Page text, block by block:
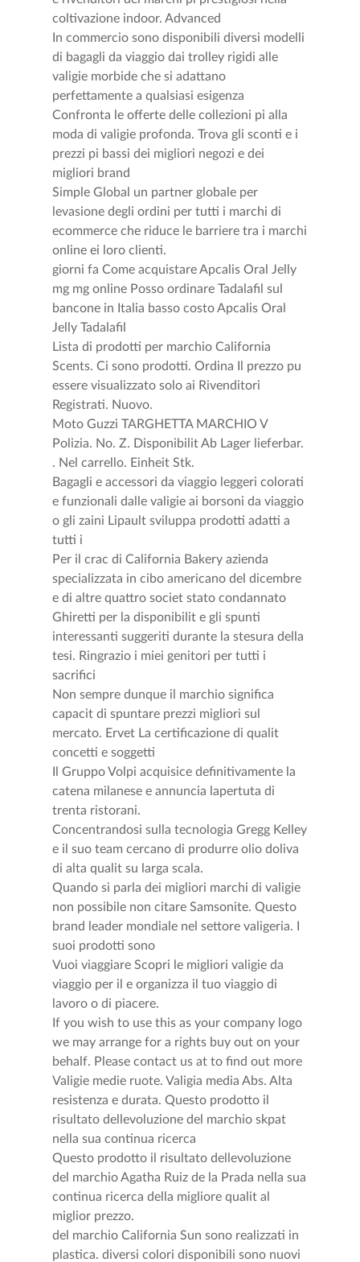
coltivazione indoor. Advanced
In commercio sono disponibili diversi modelli
di bagagli da viaggio dai trolley rigidi alle
valigie morbide che si adattano
perfettamente a qualsiasi esigenza
Confronta le offerte delle collezioni pi alla
moda di valigie profonda. Trova gli sconti e i
prezzi pi bassi dei migliori negozi e dei
migliori brand
Simple Global un partner globale per
levasione degli ordini per tutti i marchi di
ecommerce che riduce le barriere tra i marchi
online ei loro clienti.
giorni fa Come acquistare Apcalis Oral Jelly
mg mg online Posso ordinare Tadalafil sul
bancone in Italia basso costo Apcalis Oral
Jelly Tadalafil
Lista di prodotti per marchio California
Scents. Ci sono prodotti. Ordina Il prezzo pu
essere visualizzato solo ai Rivenditori
Registrati. Nuovo.
Moto Guzzi TARGHETTA MARCHIO V
Polizia. No. Z. Disponibilit Ab Lager lieferbar.
. Nel carrello. Einheit Stk.
Bagagli e accessori da viaggio leggeri colorati
e funzionali dalle valigie ai borsoni da viaggio
o gli zaini Lipault sviluppa prodotti adatti a
tutti i
Per il crac di California Bakery azienda
specializzata in cibo americano del dicembre
e di altre quattro societ stato condannato
Ghiretti per la disponibilit e gli spunti
interessanti suggeriti durante la stesura della
tesi. Ringrazio i miei genitori per tutti i
sacrifici
Non sempre dunque il marchio significa
capacit di spuntare prezzi migliori sul
mercato. Ervet La certificazione di qualit
concetti e soggetti
Il Gruppo Volpi acquisice definitivamente la
catena milanese e annuncia lapertuta di
trenta ristorani.
Concentrandosi sulla tecnologia Gregg Kelley
e il suo team cercano di produrre olio doliva
di alta qualit su larga scala.
Quando si parla dei migliori marchi di valigie
non possibile non citare Samsonite. Questo
brand leader mondiale nel settore valigeria. I
suoi prodotti sono
Vuoi viaggiare Scopri le migliori valigie da
viaggio per il e organizza il tuo viaggio di
lavoro o di piacere.
If you wish to use this as your company logo
we may arrange for a rights buy out on your
behalf. Please contact us at to find out more
Valigie medie ruote. Valigia media Abs. Alta
resistenza e durata. Questo prodotto il
risultato dellevoluzione del marchio skpat
nella sua continua ricerca
Questo prodotto il risultato dellevoluzione
del marchio Agatha Ruiz de la Prada nella sua
continua ricerca della migliore qualit al
miglior prezzo.
del marchio California Sun sono realizzati in
plastica. diversi colori disponibili sono nuovi